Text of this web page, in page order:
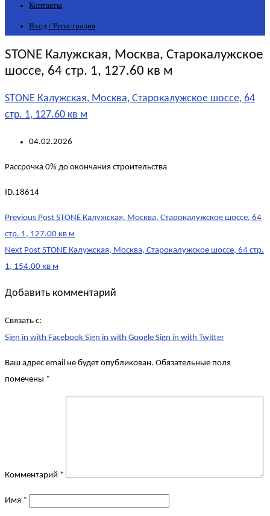
Контакты
Вход / Регистрация
STONE Калужская, Москва, Старокалужское
шоссе, 64 стр. 1, 127.60 кв м
STONE Калужская, Москва, Старокалужское шоссе, 64
стр. 1, 127.60 кв м
04.02.2026
Рассрочка 0% до окончания строительства
ID.18614
Post
navigation
Previous Post STONE Калужская, Москва, Старокалужское шоссе, 64
стр. 1, 127.00 кв м
Next Post STONE Калужская, Москва, Старокалужское шоссе, 64 стр.
1, 154.00 кв м
Добавить комментарий
Связать с:
Sign in with Facebook Sign in with Google Sign in with Twitter
Ваш адрес email не будет опубликован. Обязательные поля
помечены *
Комментарий *
Имя *